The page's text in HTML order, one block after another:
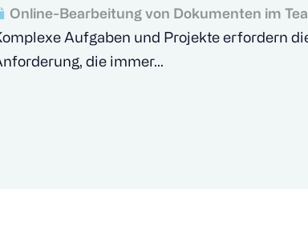
Online-Bearbeitung von Dokumenten im
Aufgaben und Projekte erfordern
die immer...